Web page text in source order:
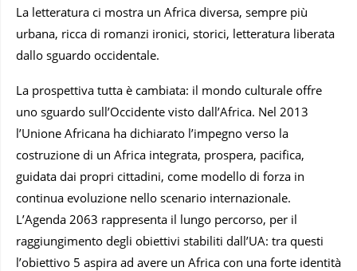
La letteratura ci mostra un Africa diversa, sempre più
urbana, ricca di romanzi ironici, storici, letteratura liberata
dallo sguardo occidentale.
La prospettiva tutta è cambiata: il mondo culturale offre
uno sguardo sull’Occidente visto dall’Africa. Nel 2013
l’Unione Africana ha dichiarato l’impegno verso la
costruzione di un Africa integrata, prospera, pacifica,
guidata dai propri cittadini, come modello di forza in
continua evoluzione nello scenario internazionale.
L’Agenda 2063 rappresenta il lungo percorso, per il
raggiungimento degli obiettivi stabiliti dall’UA: tra questi
l’obiettivo 5 aspira ad avere un Africa con una forte identità